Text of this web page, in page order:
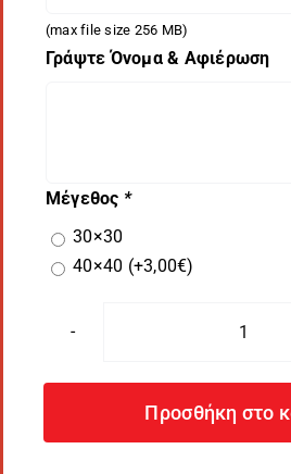
(max file size 256 MB)
Γράψτε Όνομα & Αφιέρωση
Μέγεθος *
30×30
40×40 (+3,00€)
Προσθήκη στο